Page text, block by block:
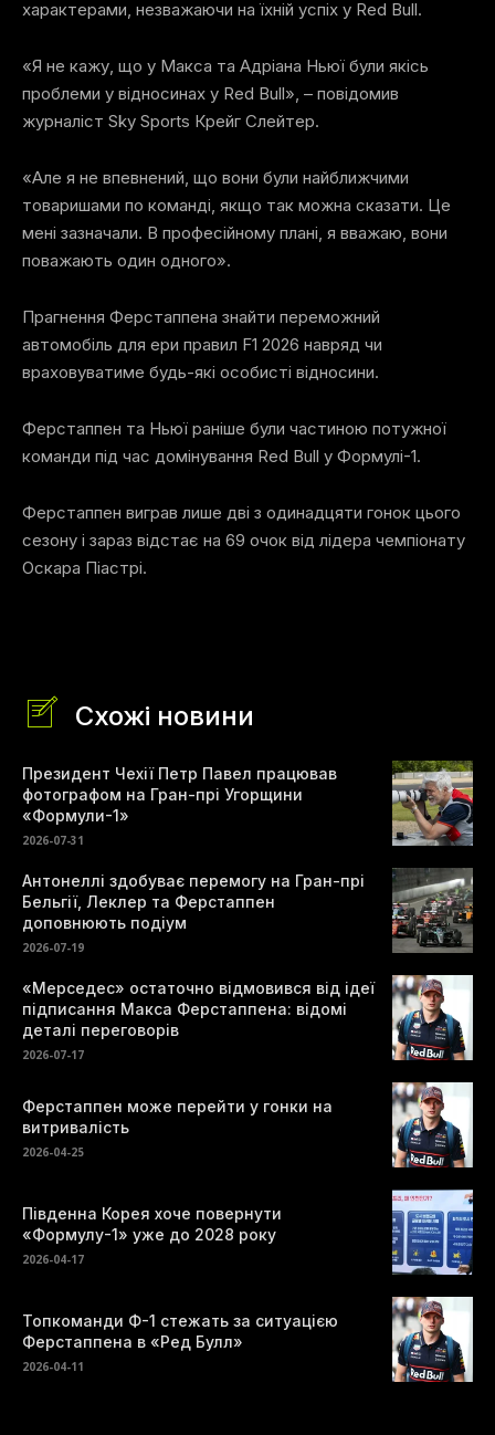
характерами, незважаючи на їхній успіх у Red Bull.
«Я не кажу, що у Макса та Адріана Ньюї були якісь
проблеми у відносинах у Red Bull», – повідомив
журналіст Sky Sports Крейг Слейтер.
«Але я не впевнений, що вони були найближчими
товаришами по команді, якщо так можна сказати. Це
мені зазначали. В професійному плані, я вважаю, вони
поважають один одного».
Прагнення Ферстаппена знайти переможний
автомобіль для ери правил F1 2026 навряд чи
враховуватиме будь-які особисті відносини.
Ферстаппен та Ньюї раніше були частиною потужної
команди під час домінування Red Bull у Формулі-1.
Ферстаппен виграв лише дві з одинадцяти гонок цього
сезону і зараз відстає на 69 очок від лідера чемпіонату
Оскара Піастрі.
Схожі новини
Президент Чехії Петр Павел працював
фотографом на Гран-прі Угорщини
«Формули-1»
2026-07-31
Антонеллі здобуває перемогу на Гран-прі
Бельгії, Леклер та Ферстаппен
доповнюють подіум
2026-07-19
«Мерседес» остаточно відмовився від ідеї
підписання Макса Ферстаппена: відомі
деталі переговорів
2026-07-17
Ферстаппен може перейти у гонки на
витривалість
2026-04-25
Південна Корея хоче повернути
«Формулу-1» уже до 2028 року
2026-04-17
Топкоманди Ф-1 стежать за ситуацією
Ферстаппена в «Ред Булл»
2026-04-11